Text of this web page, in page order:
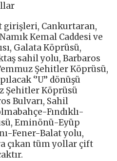
girişleri, Cankurtaran,
Kemal Caddesi ve
Galata Köprüsü,
sahil yolu, Barbaros
Şehitler Köprüsü,
‘’U’’ dönüşü
Şehitler Köprüsü
Bulvarı, Sahil
Fındıklı-
Eminönü-Eyüp
Fener-Balat yolu,
çıkan tüm yollar çift